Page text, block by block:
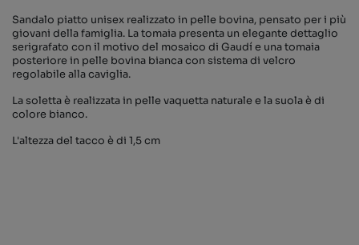
Sandalo piatto unisex realizzato in pelle bovina, pensato per i più
giovani della famiglia. La tomaia presenta un elegante dettaglio
serigrafato con il motivo del mosaico di Gaudí e una tomaia
posteriore in pelle bovina bianca con sistema di velcro
regolabile alla caviglia.​
La soletta è realizzata in pelle vaquetta naturale e la suola è di
colore bianco.​
L'altezza del tacco è di 1,5 cm